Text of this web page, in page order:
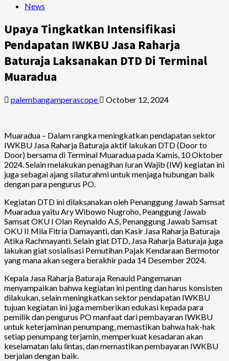
News
Upaya Tingkatkan Intensifikasi
Pendapatan IWKBU Jasa Raharja
Baturaja Laksanakan DTD Di Terminal
Muaradua
palembangamperascope October 12, 2024
Muaradua – Dalam rangka meningkatkan pendapatan sektor
IWKBU Jasa Raharja Baturaja aktif lakukan DTD (Door to
Door) bersama di Terminal Muaradua pada Kamis, 10 Oktober
2024. Selain melakukan penagihan Iuran Wajib (IW) kegiatan ini
juga sebagai ajang silaturahmi untuk menjaga hubungan baik
dengan para pengurus PO.
Kegiatan DTD ini dilaksanakan oleh Penanggung Jawab Samsat
Muaradua yaitu Ary Wibowo Nugroho, Peanggung Jawab
Samsat OKU I Olan Reynaldo A.S, Penanggung Jawab Samsat
OKU II Mila Fitria Damayanti, dan Kasir Jasa Raharja Baturaja
Atika Rachmayanti. Selain giat DTD, Jasa Raharja Baturaja juga
lakukan giat sosialisasi Pemutihan Pajak Kendaraan Bermotor
yang mana akan segera berakhir pada 14 Desember 2024.
Kepala Jasa Raharja Baturaja Renauld Pangemanan
menyampaikan bahwa kegiatan ini penting dan harus konsisten
dilakukan, selain meningkatkan sektor pendapatan IWKBU
tujuan kegiatan ini juga memberikan edukasi kepada para
pemilik dan pengurus PO manfaat dari pembayaran IWKBU
untuk keterjaminan penumpang, memastikan bahwa hak-hak
setiap penumpang terjamin, memperkuat kesadaran akan
keselamatan lalu lintas, dan memastikan pembayaran IWKBU
berjalan dengan baik.